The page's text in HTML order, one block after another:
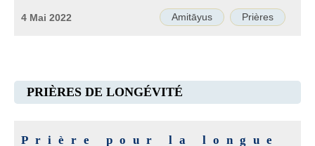
Amitāyus Prières
4 Mai 2022
PRIÈRES DE LONGÉVITÉ
Prière pour la longue